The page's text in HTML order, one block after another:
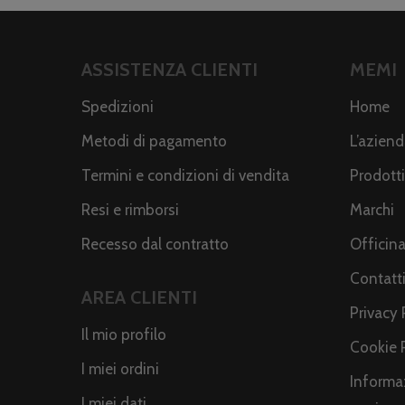
ASSISTENZA CLIENTI
Spedizioni
Metodi di pagamento
Termini e condizioni di vendita
Resi e rimborsi
Recesso dal contratto
AREA CLIENTI
Il mio profilo
I miei ordini
MEMI
Home
Prodotti
Marchi
Officina
Contatti
Privacy
Cookie